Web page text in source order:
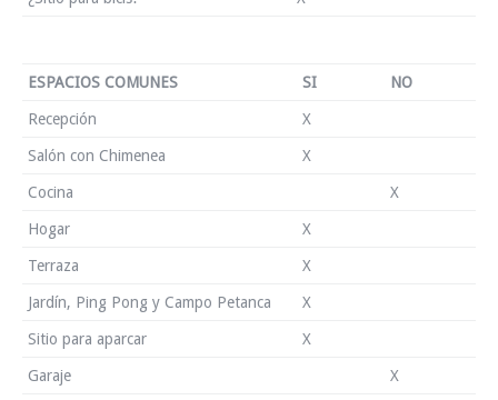
ESPACIOS COMUNES SI NO
Recepción X
Salón con Chimenea X
Cocina X
Hogar X
Terraza X
Jardín, Ping Pong y Campo Petanca X
Sitio para aparcar X
Garaje X